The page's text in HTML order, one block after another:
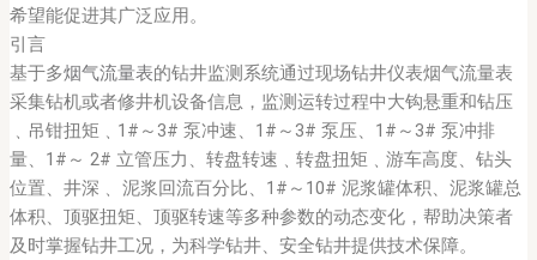
希望能促进其广泛应用。
引言
基于多烟气流量表的钻井监测系统通过现场钻井仪表烟气流量表
采集钻机或者修井机设备信息，监测运转过程中大钩悬重和钻压
﹑吊钳扭矩﹑1#～3# 泵冲速、1#～3# 泵压、1#～3# 泵冲排
量、1#～ 2# 立管压力、转盘转速﹑转盘扭矩﹑游车高度、钻头
位置、井深﹑ 泥浆回流百分比、1#～10# 泥浆罐体积、泥浆罐总
体积、顶驱扭矩、顶驱转速等多种参数的动态变化，帮助决策者
及时掌握钻井工况，为科学钻井、安全钻井提供技术保障。